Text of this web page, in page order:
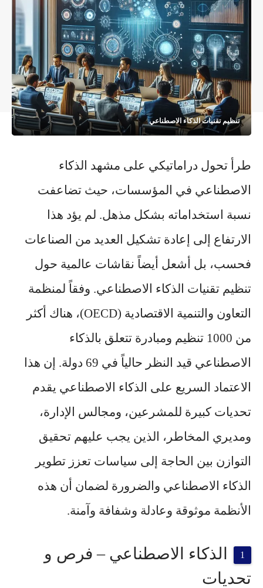
تنظيم تقنيات الذكاء الاصطناعي
طرأ تحول دراماتيكي على مشهد الذكاء
الاصطناعي في المؤسسات، حيث تضاعفت
نسبة استخداماته بشكل مذهل. لم يؤد هذا
الارتفاع إلى إعادة تشكيل العديد من الصناعات
فحسب، بل أشعل أيضاً نقاشات عالمية حول
تنظيم تقنيات الذكاء الاصطناعي. وفقاً لمنظمة
التعاون والتنمية الاقتصادية (OECD)، هناك أكثر
من 1000 تنظيم ومبادرة تتعلق بالذكاء
الاصطناعي قيد النظر حالياً في 69 دولة. إن هذا
الاعتماد السريع على الذكاء الاصطناعي يقدم
تحديات كبيرة للمشرعين، ومجالس الإدارة،
ومديري المخاطر، الذين يجب عليهم تحقيق
التوازن بين الحاجة إلى سياسات تعزز تطوير
الذكاء الاصطناعي والضرورة لضمان أن هذه
الأنظمة موثوقة وعادلة وشفافة وآمنة.
الذكاء الاصطناعي – فرص و
تحديات